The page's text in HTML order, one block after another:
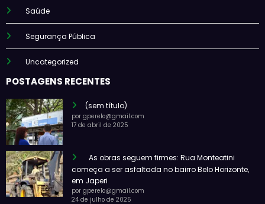
Saúde
Segurança Pública
Uncategorized
POSTAGENS RECENTES
(sem título)
por gperelo@gmail.com
17 de abril de 2025
As obras seguem firmes: Rua Monteatini
começa a ser asfaltada no bairro Belo Horizonte,
em Japeri
por gperelo@gmail.com
24 de julho de 2025